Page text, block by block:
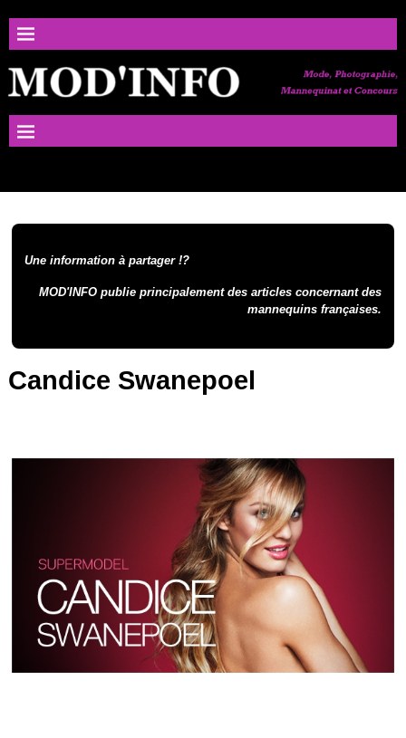
Une information à partager !?
MOD'INFO publie principalement des articles concernant des
mannequins françaises.
Candice Swanepoel